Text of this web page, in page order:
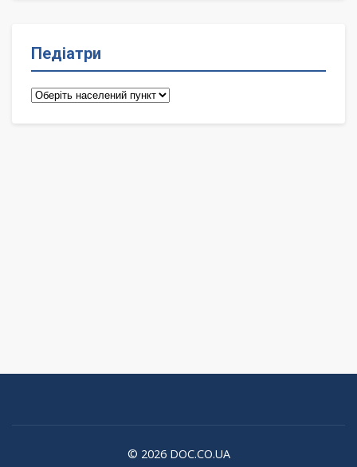
Педіатри
Педіатри
© 2026 DOC.CO.UA